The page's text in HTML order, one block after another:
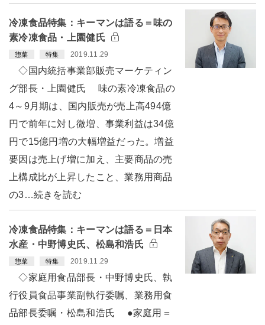
冷凍食品特集：キーマンは語る＝味の
素冷凍食品・上園健氏
惣菜 特集 2019.11.29
◇国内統括事業部販売マーケティン
グ部長・上園健氏 味の素冷凍食品の
4～9月期は、国内販売が売上高494億
円で前年に対し微増、事業利益は34億
円で15億円増の大幅増益だった。増益
要因は売上げ増に加え、主要商品の売
上構成比が上昇したこと、業務用商品
の3…続きを読む
冷凍食品特集：キーマンは語る＝日本
水産・中野博史氏、松島和浩氏
惣菜 特集 2019.11.29
◇家庭用食品部長・中野博史氏、執
行役員食品事業副執行委嘱、業務用食
品部長委嘱・松島和浩氏 ●家庭用＝